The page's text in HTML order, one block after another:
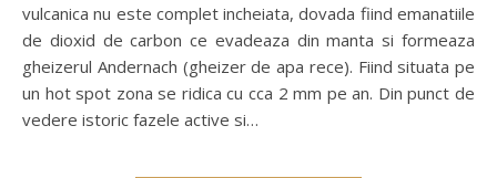
vulcanica nu este complet incheiata, dovada fiind emanatiile
de dioxid de carbon ce evadeaza din manta si formeaza
gheizerul Andernach (gheizer de apa rece). Fiind situata pe
un hot spot zona se ridica cu cca 2 mm pe an. Din punct de
vedere istoric fazele active si…